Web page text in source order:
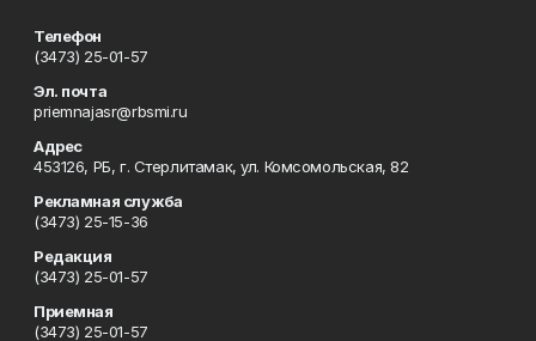
Телефон
(3473) 25-01-57
Эл. почта
priemnajasr@rbsmi.ru
Адрес
453126, РБ, г. Стерлитамак, ул. Комсомольская, 82
Рекламная служба
(3473) 25-15-36
Редакция
(3473) 25-01-57
Приемная
(3473) 25-01-57